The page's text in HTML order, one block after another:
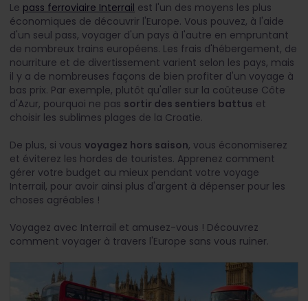
Le pass ferroviaire Interrail est l'un des moyens les plus
économiques de découvrir l'Europe. Vous pouvez, à l'aide
d'un seul pass, voyager d'un pays à l'autre en empruntant
de nombreux trains européens. Les frais d'hébergement, de
nourriture et de divertissement varient selon les pays, mais
il y a de nombreuses façons de bien profiter d'un voyage à
bas prix. Par exemple, plutôt qu'aller sur la coûteuse Côte
d'Azur, pourquoi ne pas sortir des sentiers battus et
choisir les sublimes plages de la Croatie.
De plus, si vous voyagez hors saison, vous économiserez
et éviterez les hordes de touristes. Apprenez comment
gérer votre budget au mieux pendant votre voyage
Interrail, pour avoir ainsi plus d'argent à dépenser pour les
choses agréables !
Voyagez avec Interrail et amusez-vous ! Découvrez
comment voyager à travers l'Europe sans vous ruiner.